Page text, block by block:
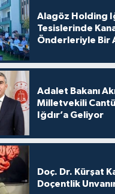
Alagöz Holding
Tesislerinde
Önderleriyle Bir
Adalet Bakanı
Milletvekili
Iğdır’a Geliyor
Doç. Dr. Kürşat
Doçentlik